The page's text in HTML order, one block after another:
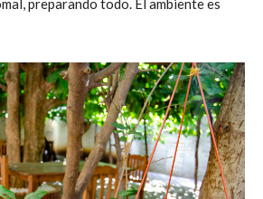
preparando todo. El ambiente es